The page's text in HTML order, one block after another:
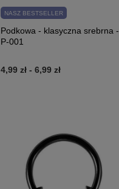
NASZ BESTSELLER
Podkowa - klasyczna srebrna -
P-001
4,99 zł - 6,99 zł